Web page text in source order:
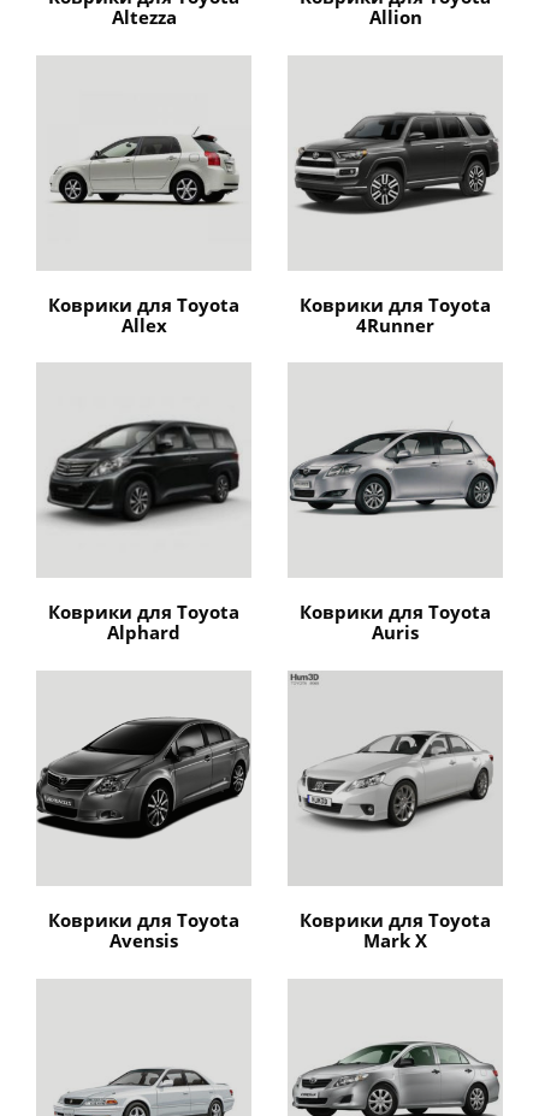
Altezza
Allion
Коврики для Toyota
Allex
Коврики для Toyota
4Runner
Коврики для Toyota
Alphard
Коврики для Toyota
Auris
Коврики для Toyota
Avensis
Коврики для Toyota
Mark X